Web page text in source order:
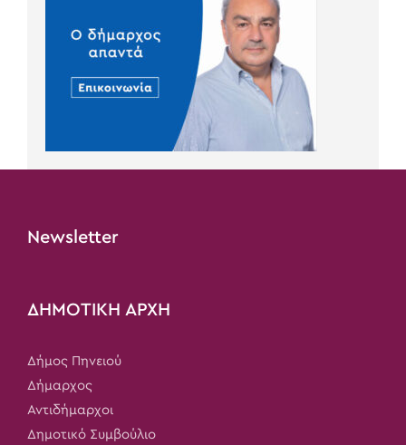
Newsletter
ΔΗΜΟΤΙΚΗ ΑΡΧΗ
Δήμος Πηνειού
Δήμαρχος
Αντιδήμαρχοι
Δημοτικό Συμβούλιο